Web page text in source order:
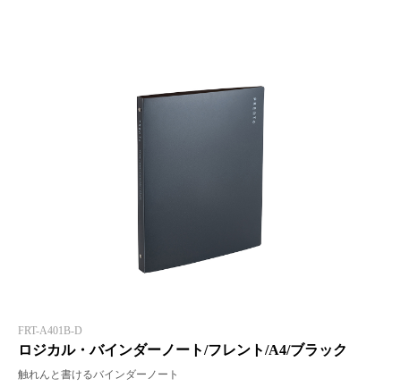
FRT-A401B-D
ロジカル・バインダーノート/フレント/A4/ブラック
触れんと書けるバインダーノート